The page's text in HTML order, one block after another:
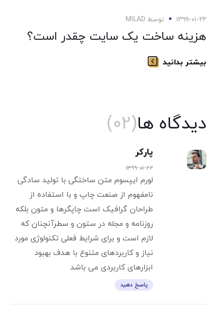
۱۳۹۹-۰۱-۲۲ توسطMILAD
هزینه ساخت یک سایت چقدر است؟
بیشتر بدانید
دیدگاه ها(02)
پارکر
۱۳۹۹-۰۱-۲۲
لورم ایپسوم متن ساختگی با تولید سادگی
نامفهوم از صنعت چاپ و با استفاده از
طراحان گرافیک است چاپگرها و متون بلکه
روزنامه و مجله در ستون و سطرآنچنان که
لازم است و برای شرایط فعلی تکنولوژی مورد
نیاز و کاربردهای متنوع با هدف بهبود
ابزارهای کاربردی می باشد
پاسخ دهید